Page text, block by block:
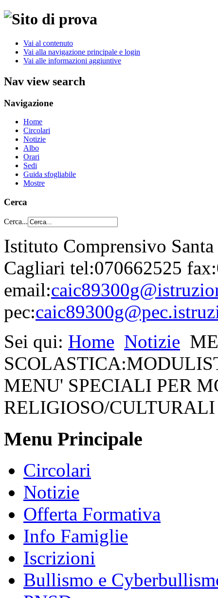
Vai al contenuto
Vai alla navigazione principale e login
Vai alle informazioni aggiuntive
Nav view search
Navigazione
Home
Circolari
Notizie
Albo
Orari
Sedi
Guida sfogliabile
Mostre
Cerca
Cerca...
Istituto Comprensivo
Cagliari tel:070662525
email:
pec:
Sei qui: Home Notizie
MENU' SPECIALI PER
RELIGIOSO/CULTURALI
Menu Principale
Circolari
Notizie
Offerta Formativa
Info Famiglie
Iscrizioni
Bullismo e